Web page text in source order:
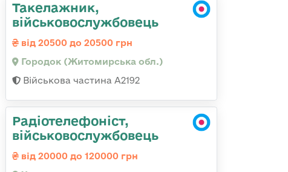
Такелажник,
військовослужбовець
від 20500 до 20500 грн
Городок (Житомирська обл.)
Військова частина А2192
Радіотелефоніст,
військовослужбовець
від 20000 до 120000 грн